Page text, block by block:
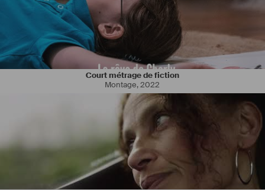
Court métrage de fiction
Montage,2022
Ouvert à toutes propositions de tournage, de théâtre, d'animation, de
photos, de doublage et de publicité, je participe également à des
projets en tant qu'assistant réalisateur, scripte ou scénariste.
Je prépare le tournage de la 2e partie de mon nouveau court-
métrage "À double tranchant" pour le mois de mai à Montreuil. 2
jours dans un parc. Une grande partie du film a été tourné en
septembre 2022.
animateur #scenariste#regisseur#court-
festivals #tournage